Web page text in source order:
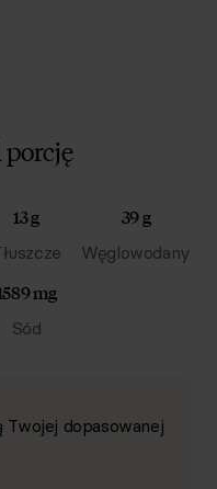
porcję
13 g 39 g
Węglowodany
mg
Sód
dopasowanej